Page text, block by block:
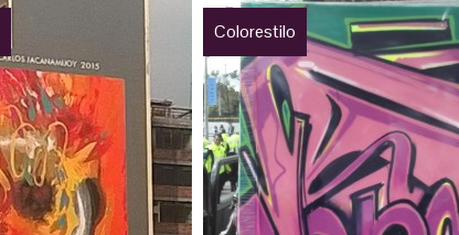
Colorestilo